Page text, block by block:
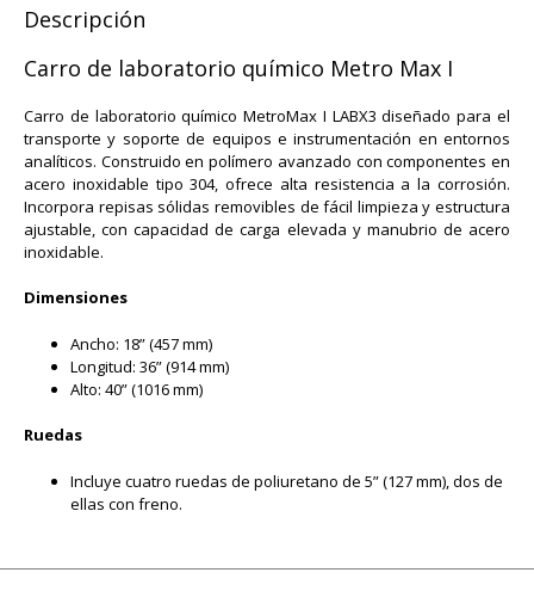
Descripción
Carro de laboratorio químico Metro Max I
Carro de laboratorio químico MetroMax I LABX3 diseñado para el
transporte y soporte de equipos e instrumentación en entornos
analíticos. Construido en polímero avanzado con componentes en
acero inoxidable tipo 304, ofrece alta resistencia a la corrosión.
Incorpora repisas sólidas removibles de fácil limpieza y estructura
ajustable, con capacidad de carga elevada y manubrio de acero
inoxidable.
Dimensiones
Ancho: 18” (457 mm)
Longitud: 36” (914 mm)
Alto: 40” (1016 mm)
Ruedas
Incluye cuatro ruedas de poliuretano de 5” (127 mm), dos de
ellas con freno.